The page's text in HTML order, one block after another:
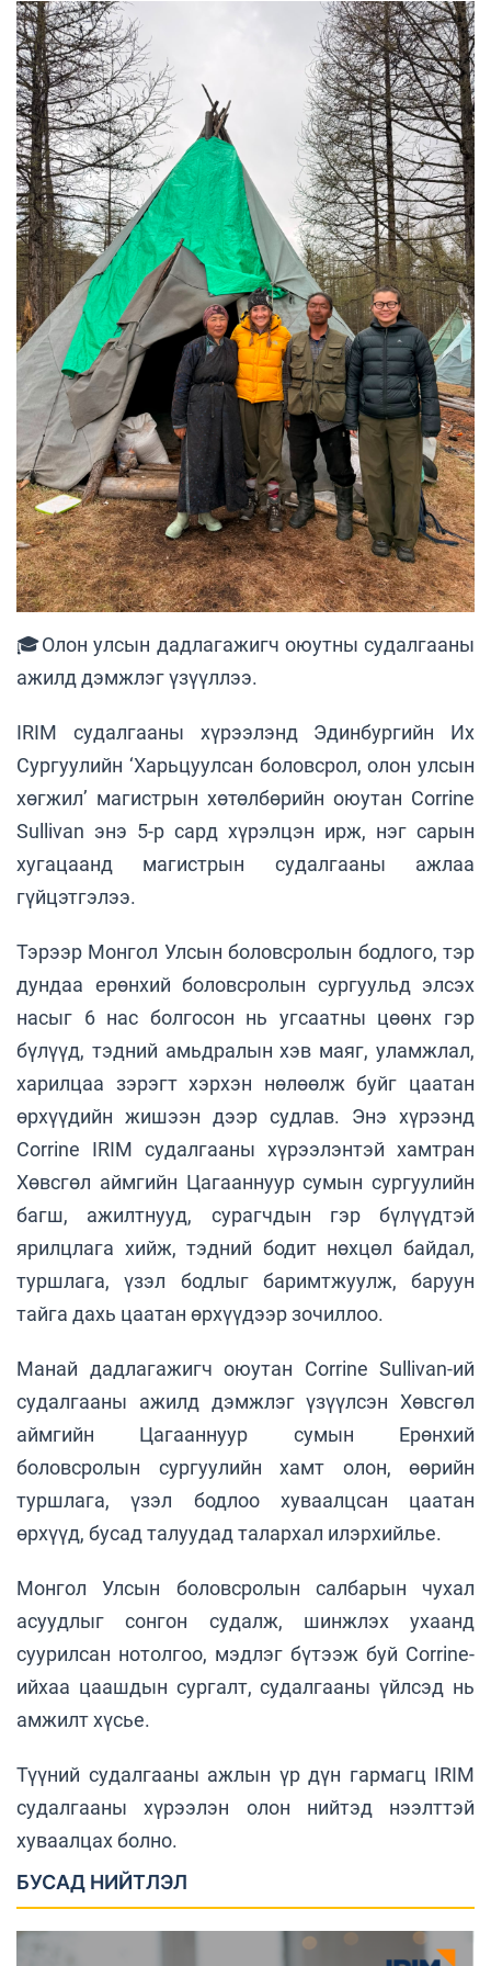
🎓Олон улсын дадлагажигч оюутны судалгааны
ажилд дэмжлэг үзүүллээ.
IRIM судалгааны хүрээлэнд Эдинбургийн Их
Сургуулийн ‘Харьцуулсан боловсрол, олон улсын
хөгжил’ магистрын хөтөлбөрийн оюутан Corrine
Sullivan энэ 5-р сард хүрэлцэн ирж, нэг сарын
хугацаанд магистрын судалгааны ажлаа
гүйцэтгэлээ.
Тэрээр Монгол Улсын боловсролын бодлого, тэр
дундаа ерөнхий боловсролын сургуульд элсэх
насыг 6 нас болгосон нь угсаатны цөөнх гэр
бүлүүд, тэдний амьдралын хэв маяг, уламжлал,
харилцаа зэрэгт хэрхэн нөлөөлж буйг цаатан
өрхүүдийн жишээн дээр судлав. Энэ хүрээнд
Corrine IRIM судалгааны хүрээлэнтэй хамтран
Хөвсгөл аймгийн Цагааннуур сумын сургуулийн
багш, ажилтнууд, сурагчдын гэр бүлүүдтэй
ярилцлага хийж, тэдний бодит нөхцөл байдал,
туршлага, үзэл бодлыг баримтжуулж, баруун
тайга дахь цаатан өрхүүдээр зочиллоо.
Манай дадлагажигч оюутан Corrine Sullivan-ий
судалгааны ажилд дэмжлэг үзүүлсэн Хөвсгөл
аймгийн Цагааннуур сумын Ерөнхий
боловсролын сургуулийн хамт олон, өөрийн
туршлага, үзэл бодлоо хуваалцсан цаатан
өрхүүд, бусад талуудад талархал илэрхийлье.
Монгол Улсын боловсролын салбарын чухал
асуудлыг сонгон судалж, шинжлэх ухаанд
суурилсан нотолгоо, мэдлэг бүтээж буй Corrine-
ийхаа цаашдын сургалт, судалгааны үйлсэд нь
амжилт хүсье.
Түүний судалгааны ажлын үр дүн гармагц IRIM
судалгааны хүрээлэн олон нийтэд нээлттэй
хуваалцах болно.
БУСАД НИЙТЛЭЛ